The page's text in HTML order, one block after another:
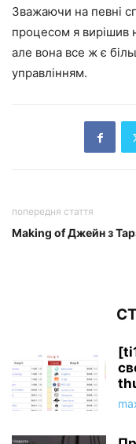
Зважаючи на певні
процесом я вирішив
але вона все ж є
управлінням.
попередня стаття
Making of Джейн з